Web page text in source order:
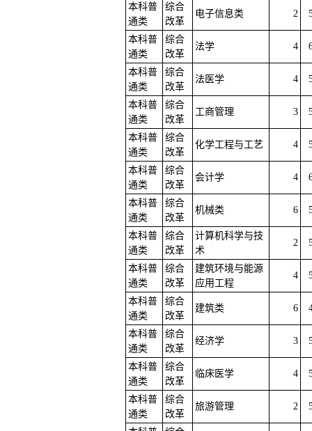
本科普
通类
综合
改革
电子信息类 2
本科普
通类
综合
改革
法学 4
本科普
通类
综合
改革
法医学 4
本科普
通类
综合
改革
工商管理 3
本科普
通类
综合
改革
化学工程与工艺 4
本科普
通类
综合
改革
会计学 4
本科普
通类
综合
改革
机械类 6
本科普
通类
综合
改革
计算机科学与技
术
2
本科普
通类
综合
改革
建筑环境与能源
应用工程
4
本科普
通类
综合
改革
建筑类 6
本科普
通类
综合
改革
经济学 3
本科普
通类
综合
改革
临床医学 4
本科普
通类
综合
改革
旅游管理 2